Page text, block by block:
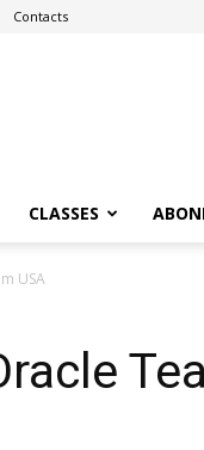
Contacts
CLASSES
USA